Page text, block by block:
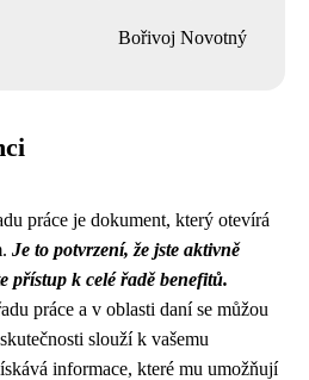
Bořivoj Novotný
práce je dokument, který otevírá
Je to potvrzení, že jste aktivně
přístup k celé řadě benefitů.
práce a v oblasti daní se můžou
slouží k vašemu
informace, které mu umožňují